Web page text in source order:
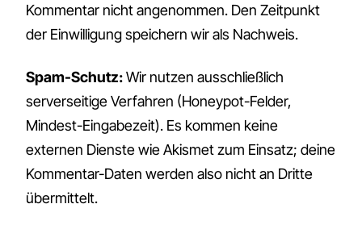
Kommentar nicht angenommen. Den Zeitpunkt
der Einwilligung speichern wir als Nachweis.
Spam-Schutz:Wir nutzen ausschließlich
serverseitige Verfahren (Honeypot-Felder,
Mindest-Eingabezeit). Es kommen keine
externen Dienste wie Akismet zum Einsatz; deine
Kommentar-Daten werden also nicht an Dritte
übermittelt.